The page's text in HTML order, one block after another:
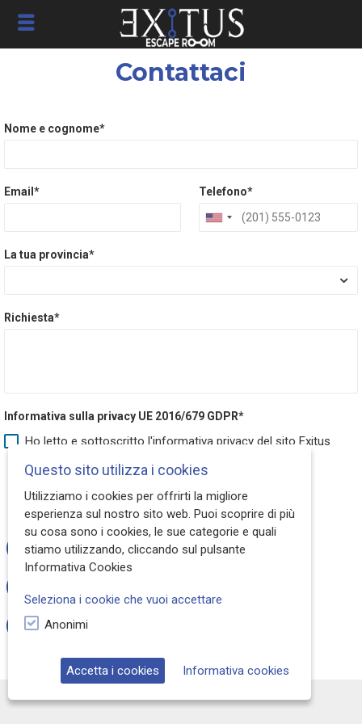
Contattaci
Nome e cognome*
Email* Telefono*
La tua provincia*
Richiesta*
Informativa sulla privacy UE 2016/679 GDPR*
Ho letto e sottoscritto l'informativa privacy del sito Exitus
Oppure inviaci una email a
info@exitusroom.com
franchising@exitusroom.com
Tel.
Questo sito utilizza i cookies
Utilizziamo i cookies per offrirti la migliore
esperienza sul nostro sito web. Puoi scoprire di più
su cosa sono i cookies, le sue categorie e quali
stiamo utilizzando, cliccando sul pulsante
Informativa Cookies
Seleziona i cookie che vuoi accettare
Anonimi
Accetta i cookies Informativa cookies